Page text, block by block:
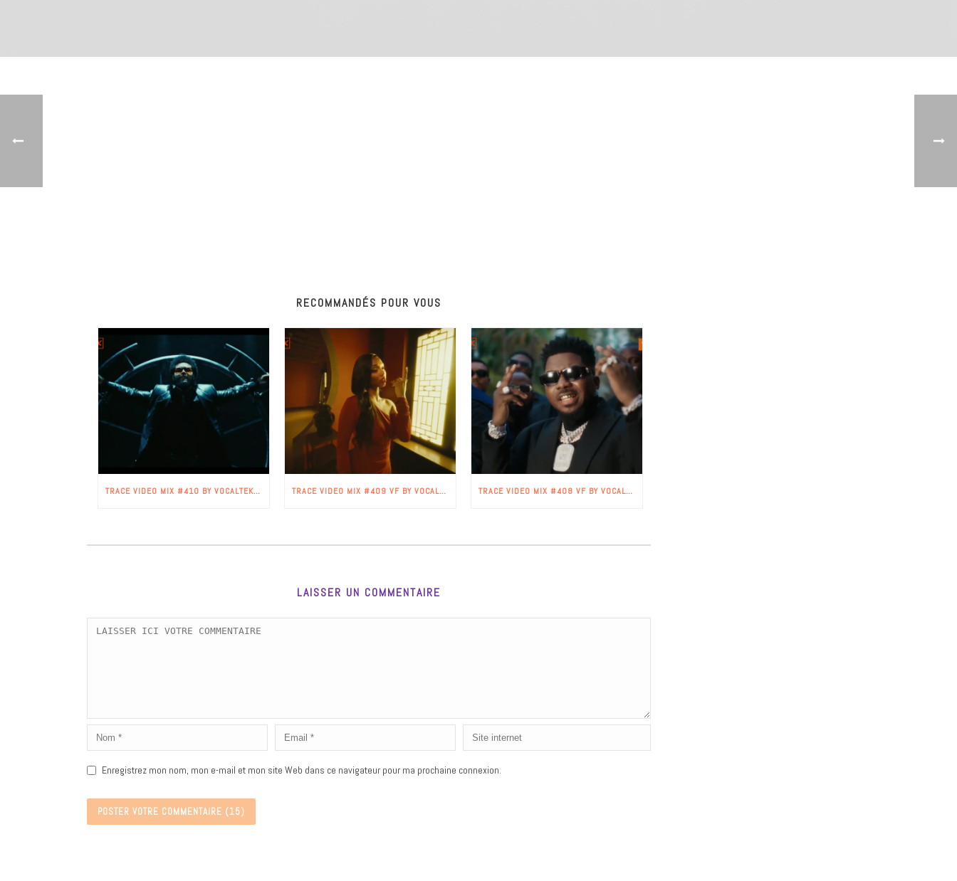
RECOMMANDÉS POUR VOUS
TRACE VIDEO MIX #410 BY VOCALTEKNIX TRACE VIDEO MIX #409 VF BY VOCALTEKNIX TRACE VIDEO MIX #408 VF BY VOCALTEKNIX
LAISSER UN COMMENTAIRE
Enregistrez mon nom, mon e-mail et mon site Web dans ce navigateur pour ma prochaine connexion.